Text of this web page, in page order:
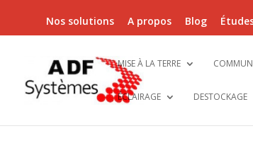
Nos solutions A propos Blog
MISE À LA TERRE
ÉCLAIRAGE DESTOCKAGE